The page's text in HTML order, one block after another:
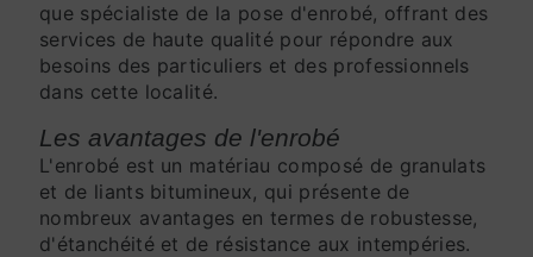
que spécialiste de la pose d'enrobé, offrant des
services de haute qualité pour répondre aux
besoins des particuliers et des professionnels
dans cette localité.
Les avantages de l'enrobé
L'enrobé est un matériau composé de granulats
et de liants bitumineux, qui présente de
nombreux avantages en termes de robustesse,
d'étanchéité et de résistance aux intempéries.